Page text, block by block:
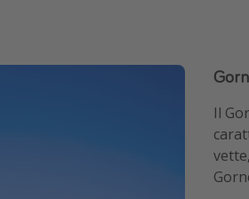
Il